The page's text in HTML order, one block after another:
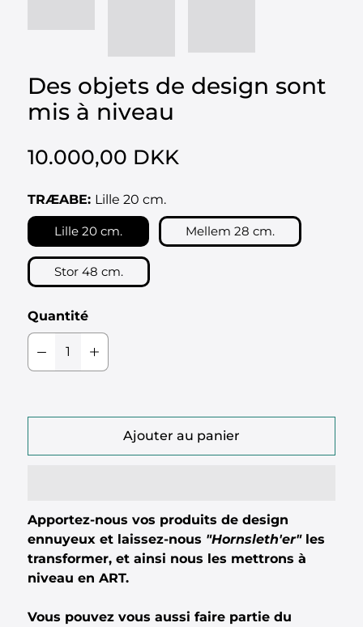
Des objets de design sont
mis à niveau
10.000,00 DKK
TRÆABE: Lille 20 cm.
Lille 20 cm. Mellem 28 cm.
Stor 48 cm.
Quantité
Ajouter au panier
Apportez-nous vos produits de design
ennuyeux et laissez-nous "Hornsleth'er"les
transformer, et ainsi nous les mettrons à
niveau en ART.
Vous pouvez vous aussi faire partie du